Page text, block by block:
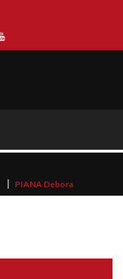
PIANA Debora